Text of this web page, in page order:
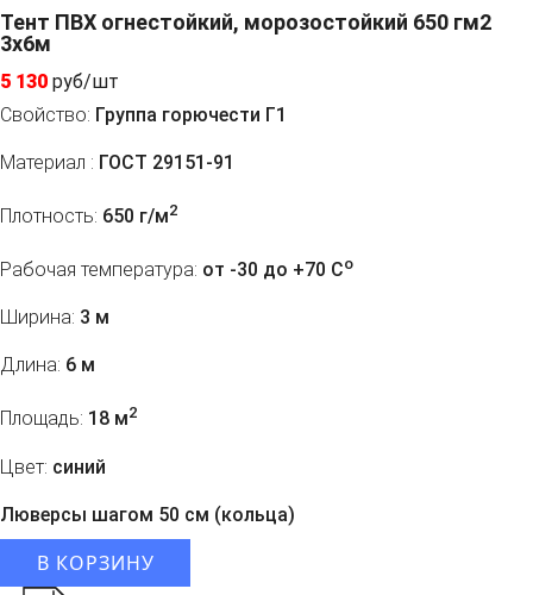
Тент ПВХ огнестойкий, морозостойкий 650 гм2
3х6м
5 130 руб/шт
Свойство: Группа горючести Г1
Материал : ГОСТ 29151-91
Плотность: 650 г/м2
Рабочая температура: от -30 до +70 Co
Ширина: 3 м
Длина: 6 м
Площадь: 18 м2
Цвет: синий
Люверсы шагом 50 см (кольца)
В КОРЗИНУ